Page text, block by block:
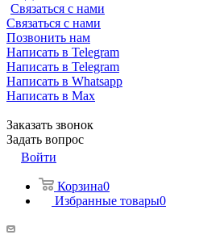
Связаться с нами
Связаться с нами
Позвонить нам
Написать в Telegram
Написать в Telegram
Написать в Whatsapp
Написать в Max
Заказать звонок
Задать вопрос
Войти
Корзина0
Избранные товары0